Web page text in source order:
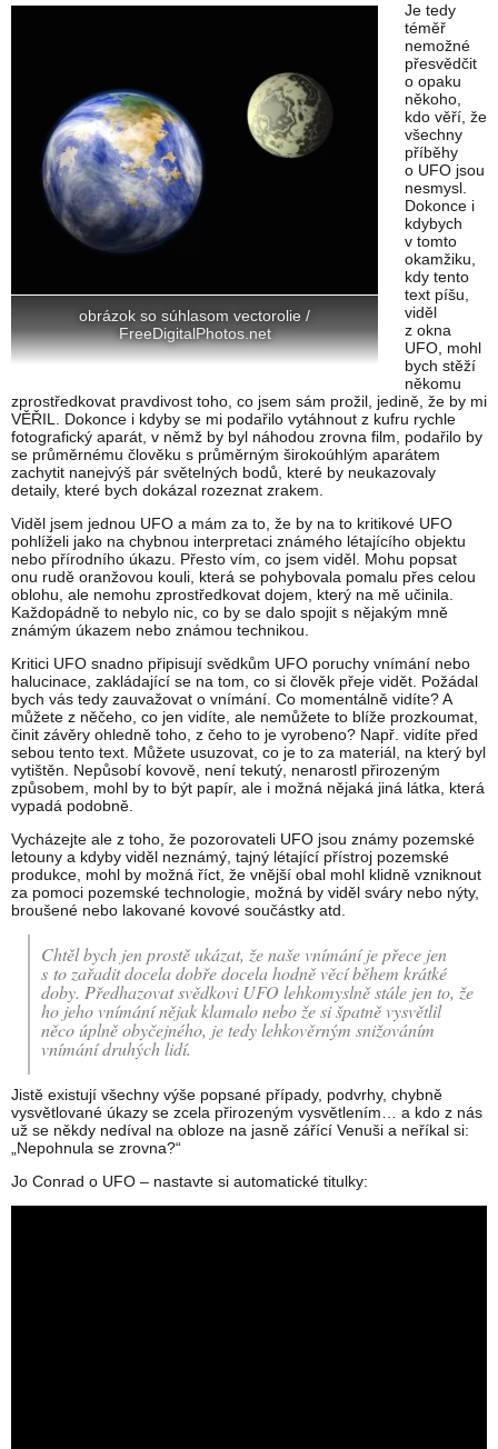
obrázok so súhlasom vectorolie /
FreeDigitalPhotos.net
Je tedy
téměř
nemožné
přesvědčit
o opaku
někoho,
kdo věří, že
všechny
příběhy
o UFO jsou
nesmysl.
Dokonce i
kdybych
v tomto
okamžiku,
kdy tento
text píšu,
viděl
z okna
UFO, mohl
bych stěží
někomu
zprostředkovat pravdivost toho, co jsem sám prožil, jedině, že by mi
VĚŘIL. Dokonce i kdyby se mi podařilo vytáhnout z kufru rychle
fotografický aparát, v němž by byl náhodou zrovna film, podařilo by
se průměrnému člověku s průměrným širokoúhlým aparátem
zachytit nanejvýš pár světelných bodů, které by neukazovaly
detaily, které bych dokázal rozeznat zrakem.
Viděl jsem jednou UFO a mám za to, že by na to kritikové UFO
pohlíželi jako na chybnou interpretaci známého létajícího objektu
nebo přírodního úkazu. Přesto vím, co jsem viděl. Mohu popsat
onu rudě oranžovou kouli, která se pohybovala pomalu přes celou
oblohu, ale nemohu zprostředkovat dojem, který na mě učinila.
Každopádně to nebylo nic, co by se dalo spojit s nějakým mně
známým úkazem nebo známou technikou.
Kritici UFO snadno připisují svědkům UFO poruchy vnímání nebo
halucinace, zakládající se na tom, co si člověk přeje vidět. Požádal
bych vás tedy zauvažovat o vnímání. Co momentálně vidíte? A
můžete z něčeho, co jen vidíte, ale nemůžete to blíže prozkoumat,
činit závěry ohledně toho, z čeho to je vyrobeno? Např. vidíte před
sebou tento text. Můžete usuzovat, co je to za materiál, na který byl
vytištěn. Nepůsobí kovově, není tekutý, nenarostl přirozeným
způsobem, mohl by to být papír, ale i možná nějaká jiná látka, která
vypadá podobně.
Vycházejte ale z toho, že pozorovateli UFO jsou známy pozemské
letouny a kdyby viděl neznámý, tajný létající přístroj pozemské
produkce, mohl by možná říct, že vnější obal mohl klidně vzniknout
za pomoci pozemské technologie, možná by viděl sváry nebo nýty,
broušené nebo lakované kovové součástky atd.
Chtěl bych jen prostě ukázat, že naše vnímání je přece jen
s to zařadit docela dobře docela hodně věcí během krátké
doby. Předhazovat svědkovi UFO lehkomyslně stále jen to, že
ho jeho vnímání nějak klamalo nebo že si špatně vysvětlil
něco úplně obyčejného, je tedy lehkověrným snižováním
vnímání druhých lidí.
Jistě existují všechny výše popsané případy, podvrhy, chybně
vysvětlované úkazy se zcela přirozeným vysvětlením… a kdo z nás
už se někdy nedíval na obloze na jasně zářící Venuši a neříkal si:
„Nepohnula se zrovna?“
Jo Conrad o UFO – nastavte si automatické titulky: